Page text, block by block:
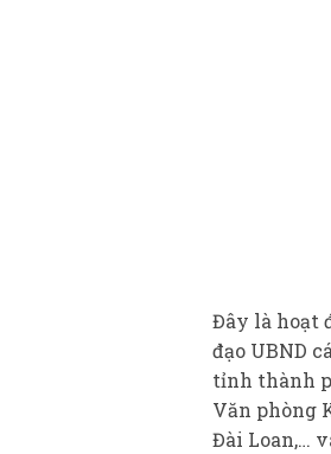
Đây là hoạt
đạo UBND
tỉnh thành
Văn phòng
Đài Loan,…